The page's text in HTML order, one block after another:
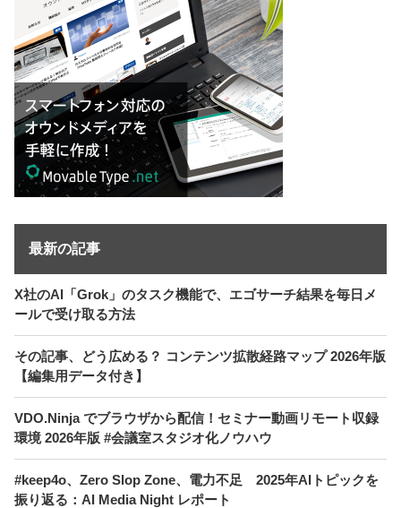
最新の記事
X社のAI「Grok」のタスク機能で、エゴサーチ結果を毎日メ
ールで受け取る方法
その記事、どう広める？ コンテンツ拡散経路マップ 2026年版
【編集用データ付き】
VDO.Ninja でブラウザから配信！セミナー動画リモート収録
環境 2026年版 #会議室スタジオ化ノウハウ
#keep4o、Zero Slop Zone、電力不足 2025年AIトピックを
振り返る：AI Media Night レポート